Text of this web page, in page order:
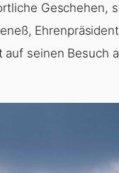
Geschehen,
seinen Besuch